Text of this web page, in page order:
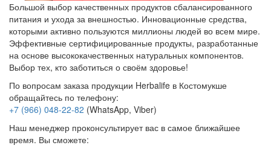
Большой выбор качественных продуктов сбалансированного
питания и ухода за внешностью. Инновационные средства,
которыми активно пользуются миллионы людей во всем мире.
Эффективные сертифицированные продукты, разработанные
на основе высококачественных натуральных компонентов.
Выбор тех, кто заботиться о своём здоровье!
По вопросам заказа продукции Herbalife в Костомукше
обращайтесь по телефону:
+7 (966) 048-22-82 (WhatsApp, Viber)
Наш менеджер проконсультирует вас в самое ближайшее
время. Вы сможете: